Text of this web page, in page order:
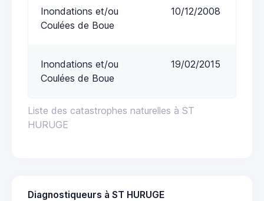
Liste des catastrophes naturelles à ST
HURUGE
Inondations et/ou
Coulées de Boue
10/12/2008
Inondations et/ou
Coulées de Boue
19/02/2015
Diagnostiqueurs à ST HURUGE